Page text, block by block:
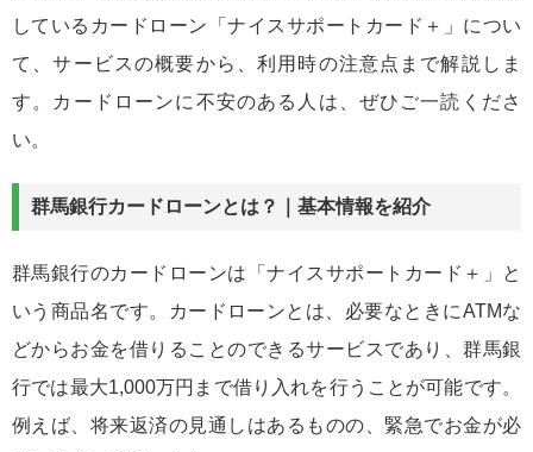
しているカードローン「ナイスサポートカード＋」につい
て、サービスの概要から、利用時の注意点まで解説しま
す。カードローンに不安のある人は、ぜひご一読くださ
い。
群馬銀行カードローンとは？｜基本情報を紹介
群馬銀行のカードローンは「ナイスサポートカード＋」と
いう商品名です。カードローンとは、必要なときにATMな
どからお金を借りることのできるサービスであり、群馬銀
行では最大1,000万円まで借り入れを行うことが可能です。
例えば、将来返済の見通しはあるものの、緊急でお金が必